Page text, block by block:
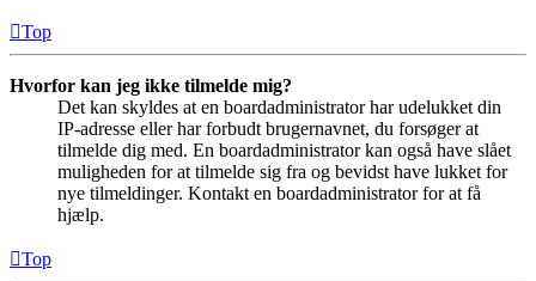
Top
Hvorfor kan jeg ikke tilmelde mig?
Det kan skyldes at en boardadministrator har udelukket din
IP-adresse eller har forbudt brugernavnet, du forsøger at
tilmelde dig med. En boardadministrator kan også have slået
muligheden for at tilmelde sig fra og bevidst have lukket for
nye tilmeldinger. Kontakt en boardadministrator for at få
hjælp.
Top